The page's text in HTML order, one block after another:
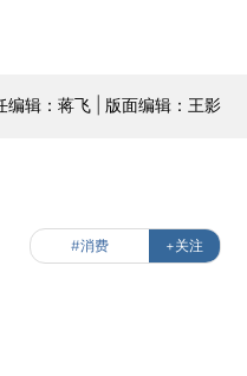
编辑：蒋飞 | 版面编辑：王影
#消费 +关注